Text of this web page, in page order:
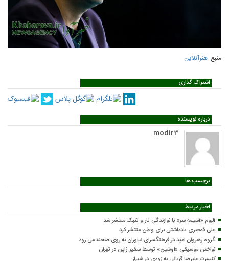
منبع: هنرآنلاین
اشتراک گذاری
درباره نویسنده
modir3
برچسب ها
اخبار مرتبط
آلبوم «آسیمه سر» با نوازندگی تار و تنبک منتشر شد
علی قمصری یادداشتی برای وطن منتشر کرد
گروه رهروان امید در فرهنگسرای نیاوران به روی صحنه می رود
نواختن موسیقی «اوشین» توسط سفیر ژاپن در تهران